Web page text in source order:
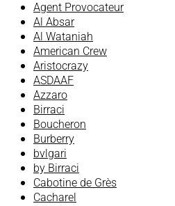
Agent Provocateur
Al Absar
Al Wataniah
American Crew
Aristocrazy
ASDAAF
Azzaro
Birraci
Boucheron
Burberry
bvlgari
by Birraci
Cabotine de Grès
Cacharel